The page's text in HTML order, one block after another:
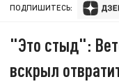
ПОДПИШИТЕСЬ:
"Это стыд":
вскрыл